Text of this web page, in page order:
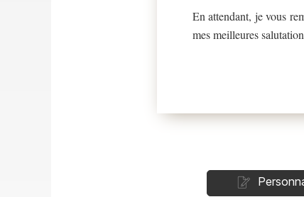
En attendant, je vous
mes meilleures